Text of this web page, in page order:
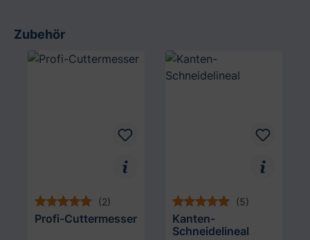
Zubehör
Produktgalerie überspringen
(2)
Profi-Cuttermesser
(5)
Kanten-
Schneidelineal